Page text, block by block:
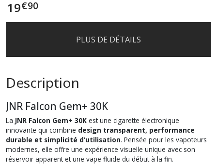
19€90
PLUS DE DÉTAILS
Description
JNR Falcon Gem+ 30K
La JNR Falcon Gem+ 30K est une cigarette électronique
innovante qui combine design transparent, performance
durable et simplicité d’utilisation. Pensée pour les vapoteurs
modernes, elle offre une expérience visuelle unique avec son
réservoir apparent et une vape fluide du début à la fin.